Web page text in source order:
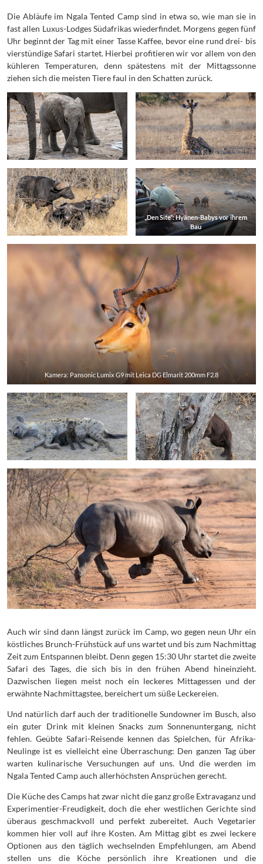
Die Abläufe im Ngala Tented Camp sind in etwa so, wie man sie in
fast allen Luxus-Lodges Südafrikas wiederfindet. Morgens gegen fünf
Uhr beginnt der Tag mit einer Tasse Kaffee, bevor eine rund drei- bis
vierstündige Safari startet. Hierbei profitieren wir vor allem von den
kühleren Temperaturen, denn spätestens mit der Mittagssonne
ziehen sich die meisten Tiere faul in den Schatten zurück.
„Den Site“: Hyänen-Babys vor ihrem
Bau
Kamera: Pansonic Lumix G9 mit Leica DG Elmarit 200mm F2.8
Auch wir sind dann längst zurück im Camp, wo gegen neun Uhr ein
köstliches Brunch-Frühstück auf uns wartet und bis zum Nachmittag
Zeit zum Entspannen bleibt. Denn gegen 15:30 Uhr startet die zweite
Safari des Tages, die sich bis in den frühen Abend hineinzieht.
Dazwischen liegen meist noch ein leckeres Mittagessen und der
erwähnte Nachmittagstee, bereichert um süße Leckereien.
Und natürlich darf auch der traditionelle Sundowner im Busch, also
ein guter Drink mit kleinen Snacks zum Sonnenuntergang, nicht
fehlen. Geübte Safari-Reisende kennen das Spielchen, für Afrika-
Neulinge ist es vielleicht eine Überraschung: Den ganzen Tag über
warten kulinarische Versuchungen auf uns. Und die werden im
Ngala Tented Camp auch allerhöchsten Ansprüchen gerecht.
Die Küche des Camps hat zwar nicht die ganz große Extravaganz und
Experimentier-Freudigkeit, doch die eher westlichen Gerichte sind
überaus geschmackvoll und perfekt zubereitet. Auch Vegetarier
kommen hier voll auf ihre Kosten. Am Mittag gibt es zwei leckere
Optionen aus den täglich wechselnden Empfehlungen, am Abend
stellen uns die Köche persönlich ihre Kreationen und die